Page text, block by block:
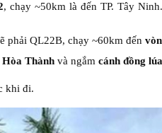
, chạy ~50km là đến TP. Tây
QL22B, chạy ~60km đến
Hòa Thành và ngắm cánh đồng
khi đi.